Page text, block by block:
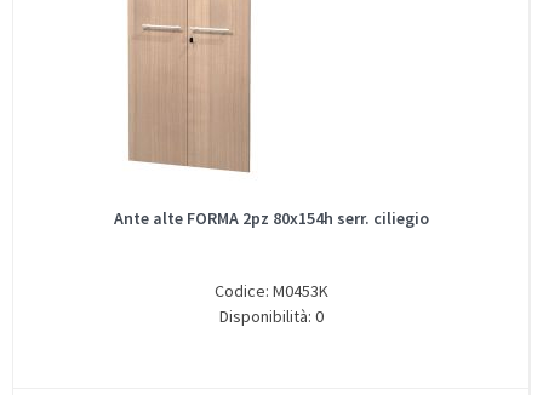
Ante alte FORMA 2pz 80x154h serr. ciliegio
Codice: M0453K
Disponibilità: 0